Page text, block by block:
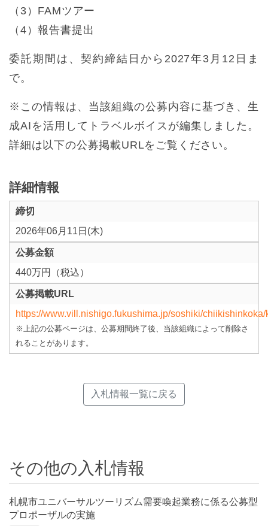
（3）FAMツアー
（4）報告書提出
委託期間は、契約締結日から2027年3月12日ま
で。
※この情報は、当該組織の公募内容に基づき、生
成AIを活用してトラベルボイスが編集しました。
詳細は以下の公募掲載URLをご覧ください。
詳細情報
締切
2026年06月11日(木)
公募金額
440万円（税込）
公募掲載URL
https://www.vill.nishigo.fukushima.jp/soshiki/
※上記の公募ページは、公募期間終了後、当該組織によって削除さ
れることがあります。
入札情報一覧に戻る
その他の入札情報
札幌市ユニバーサルツーリズム需要喚起業務に係る公募型
プロポーザルの実施